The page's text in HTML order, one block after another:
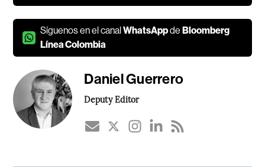
Síguenos en el canalWhatsAppdeBloomberg
Línea Colombia
Daniel Guerrero
Deputy Editor